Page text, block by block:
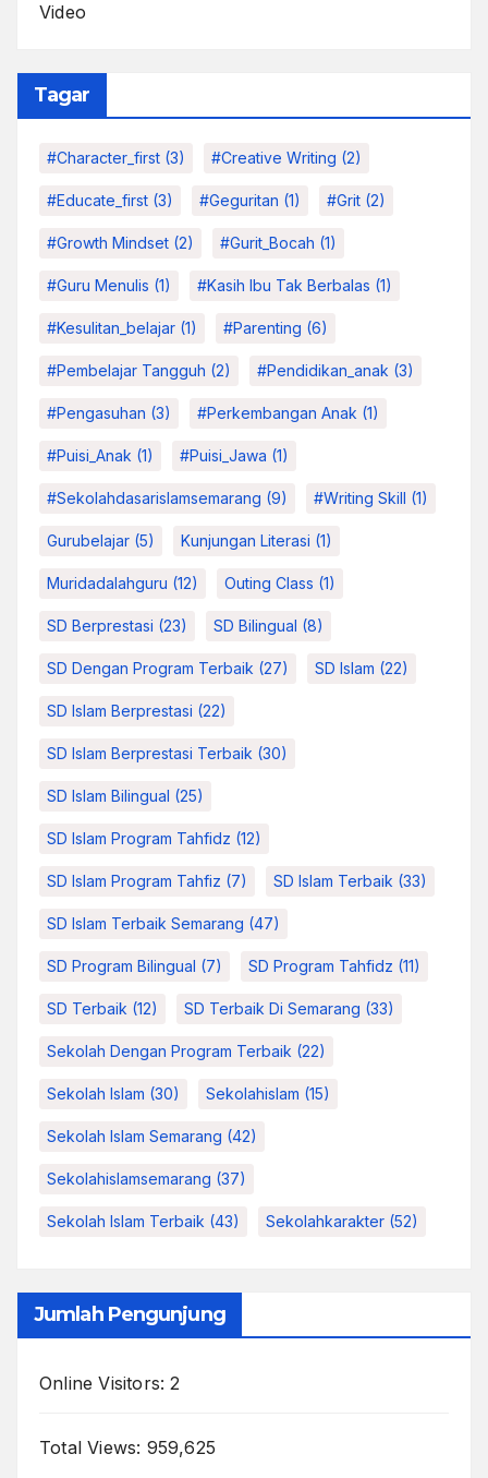
Video
Tagar
#character_first (3) #Creative Writing (2)
#educate_first (3) #Geguritan (1) #grit (2)
#growth Mindset (2) #Gurit_Bocah (1)
#Guru Menulis (1) #kasih Ibu Tak Berbalas (1)
#kesulitan_belajar (1) #parenting (6)
#pembelajar Tangguh (2) #pendidikan_anak (3)
#pengasuhan (3) #Perkembangan Anak (1)
#Puisi_Anak (1) #Puisi_Jawa (1)
#sekolahdasarislamsemarang (9) #Writing Skill (1)
Gurubelajar (5) Kunjungan Literasi (1)
Muridadalahguru (12) Outing Class (1)
SD Berprestasi (23) SD Bilingual (8)
SD Dengan Program Terbaik (27) SD Islam (22)
SD Islam Berprestasi (22)
SD Islam Berprestasi Terbaik (30)
SD Islam Bilingual (25)
SD Islam Program Tahfidz (12)
SD Islam Program Tahfiz (7) SD Islam Terbaik (33)
SD Islam Terbaik Semarang (47)
SD Program Bilingual (7) SD Program Tahfidz (11)
SD Terbaik (12) SD Terbaik Di Semarang (33)
Sekolah Dengan Program Terbaik (22)
Sekolah Islam (30) Sekolahislam (15)
Sekolah Islam Semarang (42)
Sekolahislamsemarang (37)
Sekolah Islam Terbaik (43) Sekolahkarakter (52)
Jumlah Pengunjung
Online Visitors:2
Total Views: 959,625